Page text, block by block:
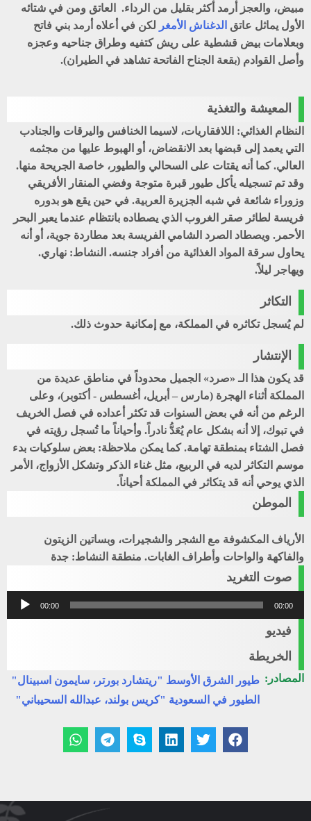
مبيض، والعجز أرمد أكثر بقليل من الرداء. العاتق ومن في شتائه
الأول يماثل عاتق الدغناش الأمغر لكن في أعلاه أرمد بني فاتح
وبعلامات بيض قشطية على ريش كتفيه وطراق جناحيه وعجزه
وأصل القوادم (بقعة الجناح الفاتحة تشاهد في الطيران).
المعيشة والتغذية
النظام الغذائي: اللافقاريات، لاسيما الخنافس واليرقات والجنادب
التي يعمد إلى قبضها بعد الانقضاض، أو الهبوط عليها من مجثمه
العالي. كما أنه يقتات على السحالي والطيور، خاصة الجريحة منها.
وقد تم تسجيله يأكل طيور قبرة متوجة وفضي المنقار الأفريقي
وزوراء شائعة في شبه الجزيرة العربية. في حين يقع هو بدوره
فريسة لطائر صقر الغروب الذي يصطاده بانتظام عندما يعبر البحر
الأحمر. ويصطاد الصرد الشامي الفريسة بعد مطاردة جوية، أو أنه
يحاول سرقة المواد الغذائية من أفراد جنسه. النشاط: نهاري.
ويهاجر ليلاً.
التكاثر
لم يُسجل تكاثره في المملكة، مع إمكانية حدوث ذلك.
الإنتشار
قد يكون هذا الـ «صرد» الجميل محدوداً في مناطق عديدة من
المملكة أثناء الهجرة (مارس – أبريل، أغسطس - أكتوبر)، وعلى
الرغم من أنه في بعض السنوات قد تكثر أعداده في فصل الخريف
في تبوك، إلا أنه بشكل عام يُعَدُّ نادراً. وأحياناً ما تُسجل رؤيته في
فصل الشتاء بمنطقة تهامة. كما يمكن ملاحظة: بعض سلوكيات بدء
موسم التكاثر لديه في الربيع، مثل غناء الذكر وتشكل الأزواج، الأمر
الذي يوحي أنه قد يتكاثر في المملكة أحياناً.
الموطن
الأرياف المكشوفة مع الشجر والشجيرات، وبساتين الزيتون
والفاكهة والواحات وأطراف الغابات. منطقة النشاط: جدة
صوت التغريد
مشغل
الصوت
00:00 00:00
فيديو
الخريطة
المصادر: طيور الشرق الأوسط "ريتشارد بورتر، سايمون اسبينال"
الطيور في السعودية "كريس بولند، عبدالله السحيباني"